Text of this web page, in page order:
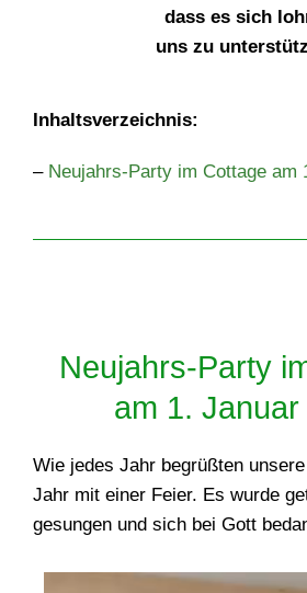
dass es sich
uns zu
Inhaltsverzeichnis:
– Neujahrs-Party im Cottage am
Neujahrs-Party
am 1. Januar
Wie jedes Jahr begrüßten
Jahr mit einer Feier. Es wurde
gesungen und sich bei Gott